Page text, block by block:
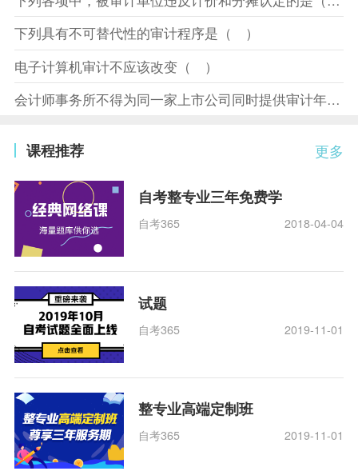
下列具有不可替代性的审计程序是（ ）
电子计算机审计不应该改变（ ）
会计师事务所不得为同一家上市公司同时提供审计年报和（ ）
更多
课程推荐
自考整专业三年免费学
自考365 2018-04-04
试题
自考365 2019-11-01
整专业高端定制班
自考365 2019-11-01